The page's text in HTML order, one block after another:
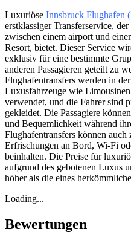
Luxuriöse Innsbruck Flughafen
erstklassiger Transferservice,
zwischen einem airport und
Resort, bietet. Dieser Service
exklusiv für eine bestimmte
anderen Passagieren geteilt zu
Flughafentransfers werden in
Luxusfahrzeuge wie
verwendet, und die Fahrer sind
gekleidet. Die Passagiere
und Bequemlichkeit während
Flughafentransfers können
Erfrischungen an Bord, Wi-Fi
beinhalten. Die Preise für
aufgrund des gebotenen Luxus
höher als die eines
Loading...
Bewertungen